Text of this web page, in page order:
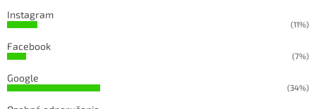
Instagram
(11%)
Facebook
(7%)
Google
(34%)